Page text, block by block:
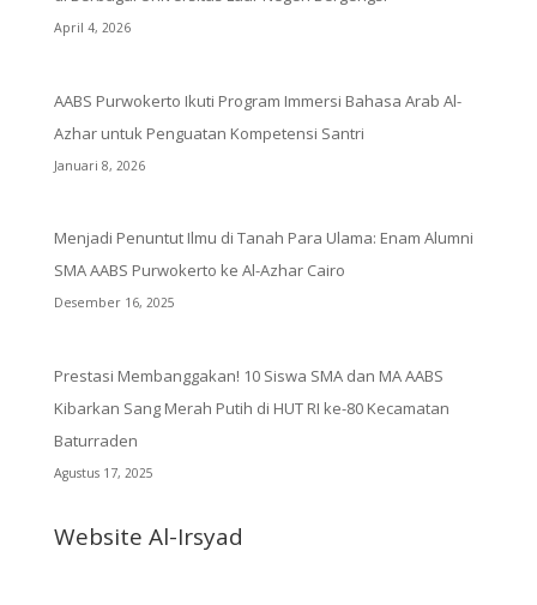
April 4, 2026
AABS Purwokerto Ikuti Program Immersi Bahasa Arab Al-
Azhar untuk Penguatan Kompetensi Santri
Januari 8, 2026
Menjadi Penuntut Ilmu di Tanah Para Ulama: Enam Alumni
SMA AABS Purwokerto ke Al-Azhar Cairo
Desember 16, 2025
Prestasi Membanggakan! 10 Siswa SMA dan MA AABS
Kibarkan Sang Merah Putih di HUT RI ke-80 Kecamatan
Baturraden
Agustus 17, 2025
Website Al-Irsyad